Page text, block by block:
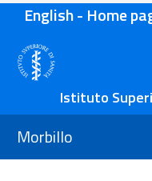
English - Home
Istituto
Morbillo